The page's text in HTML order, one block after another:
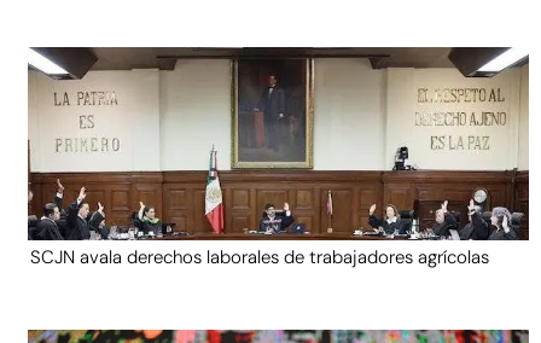
SCJN avala derechos laborales de trabajadores agrícolas